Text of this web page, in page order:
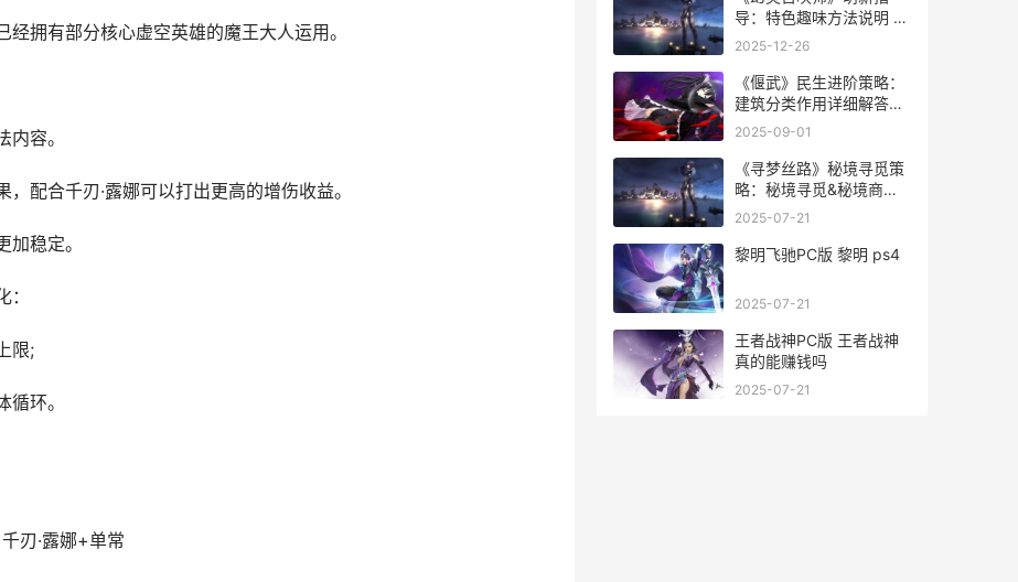
拥有部分核心虚空英雄的魔王大人运用。
容。
合千刃·露娜可以打出更高的增伤收益。
稳定。
限;
环。
刃·露娜+单常
导：特色趣味方法说明 幻
灵召唤师0.1折
2025-12-26
《偃武》民生进阶策略：
建筑分类作用详细解答&
运用建筑布局主推 洛阳民
2025-09-01
《寻梦丝路》秘境寻觅策
略：秘境寻觅&秘境商城
方法详细解答 寻梦丝路攻
2025-07-21
黎明飞驰PC版 黎明 ps4
2025-07-21
王者战神PC版 王者战神
真的能赚钱吗
2025-07-21